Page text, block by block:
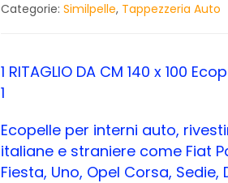
Categorie: Similpelle, Tappezzeria Auto
1 RITAGLIO DA CM 140 x 100
1
Ecopelle per interni auto,
italiane e straniere come Fiat
Fiesta, Uno, Opel Corsa,